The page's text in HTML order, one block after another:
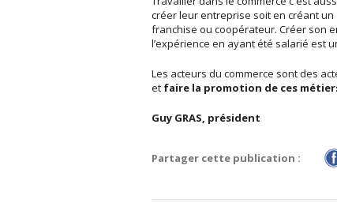
créer leur entreprise soit en créant
franchise ou coopérateur. Créer son
l’expérience en ayant été salarié est
Les acteurs du commerce sont des
et faire la promotion de ces
Guy GRAS, président
Partager cette publication :